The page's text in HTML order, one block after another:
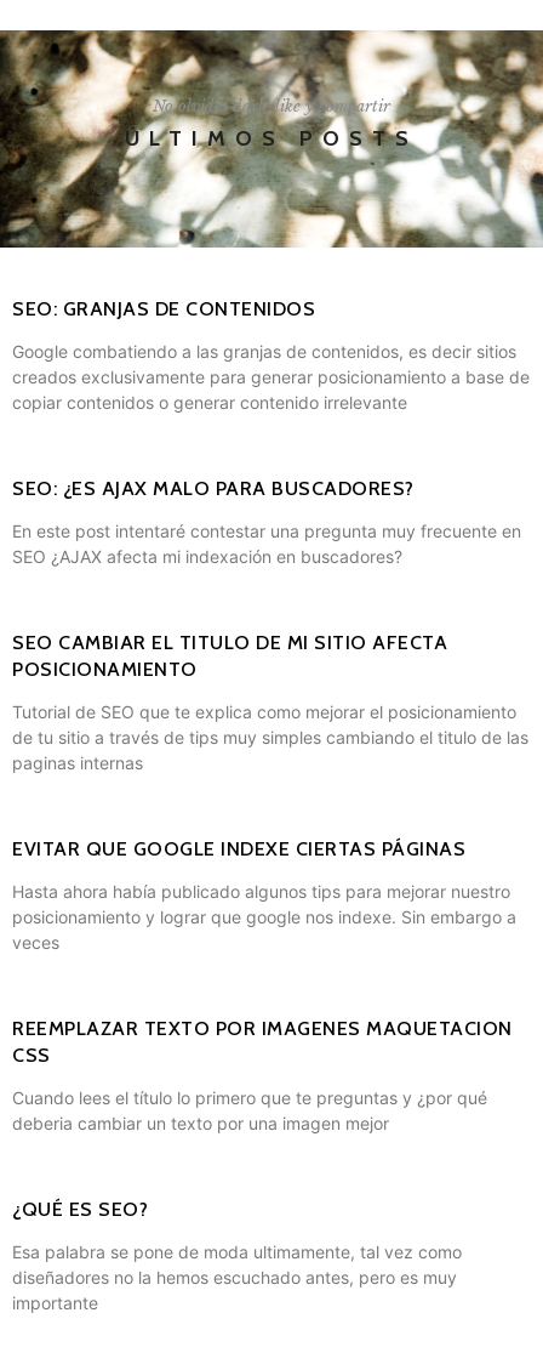
No olvides darle like y compartir
ÚLTIMOS POSTS
SEO: GRANJAS DE CONTENIDOS
Google combatiendo a las granjas de contenidos, es decir sitios
creados exclusivamente para generar posicionamiento a base de
copiar contenidos o generar contenido irrelevante
SEO: ¿ES AJAX MALO PARA BUSCADORES?
En este post intentaré contestar una pregunta muy frecuente en
SEO ¿AJAX afecta mi indexación en buscadores?
SEO CAMBIAR EL TITULO DE MI SITIO AFECTA
POSICIONAMIENTO
Tutorial de SEO que te explica como mejorar el posicionamiento
de tu sitio a través de tips muy simples cambiando el titulo de las
paginas internas
EVITAR QUE GOOGLE INDEXE CIERTAS PÁGINAS
Hasta ahora había publicado algunos tips para mejorar nuestro
posicionamiento y lograr que google nos indexe. Sin embargo a
veces
REEMPLAZAR TEXTO POR IMAGENES MAQUETACION
CSS
Cuando lees el título lo primero que te preguntas y ¿por qué
deberia cambiar un texto por una imagen mejor
¿QUÉ ES SEO?
Esa palabra se pone de moda ultimamente, tal vez como
diseñadores no la hemos escuchado antes, pero es muy
importante